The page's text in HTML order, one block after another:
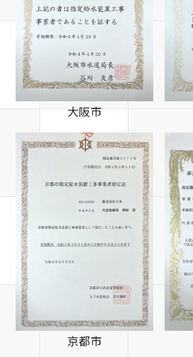
大阪市
京都市